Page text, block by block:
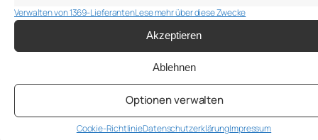
Verwalten von 1369-LieferantenLese mehr über diese Zwecke
Akzeptieren
Ablehnen
Optionen verwalten
Cookie-RichtlinieDatenschutzerklärungImpressum
Anton Samsonov
a.samsonov@thepsychologist.de